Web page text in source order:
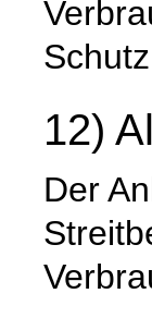
12)
Der